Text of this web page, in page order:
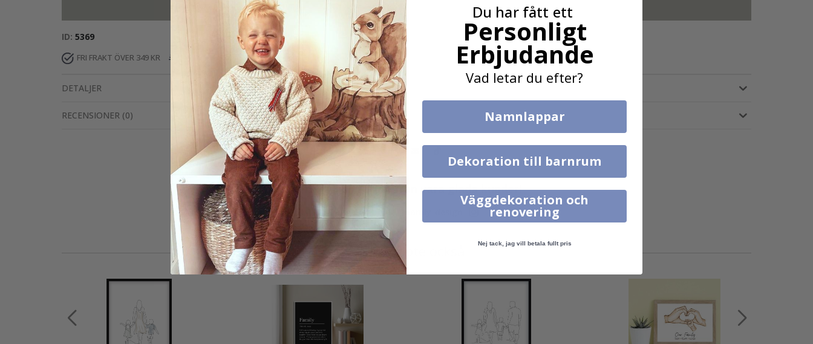
ID 5369
FRI FRAKT ÖVER 349 KR LEVERANS 3-5 DAGAR 100% NÖJD-KUND-GARANTI
DETALJER
RECENSIONER (0)
Verklig inspiration från våra glada kunder!
Andra köpte också
Du har fått ett
Personligt
Erbjudande
Vad letar du efter?
Namnlappar
Dekoration till barnrum
Väggdekoration och
renovering
Nej tack, jag vill betala fullt pris